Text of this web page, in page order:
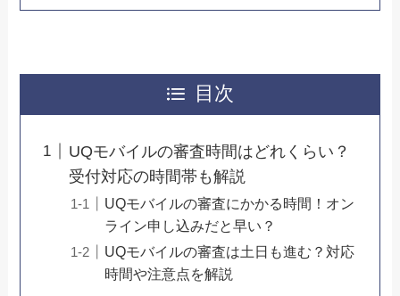
目次
UQモバイルの審査時間はどれくらい？
受付対応の時間帯も解説
UQモバイルの審査にかかる時間！オン
ライン申し込みだと早い？
UQモバイルの審査は土日も進む？対応
時間や注意点を解説